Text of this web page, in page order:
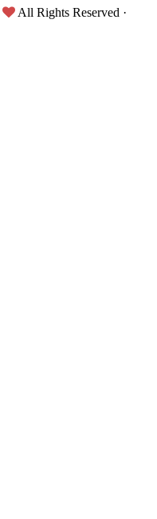
All Rights Reserved ·